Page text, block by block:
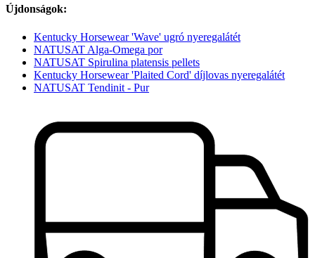
Újdonságok:
Kentucky Horsewear 'Wave' ugró nyeregalátét
NATUSAT Alga-Omega por
NATUSAT Spirulina platensis pellets
Kentucky Horsewear 'Plaited Cord' díjlovas nyeregalátét
NATUSAT Tendinit - Pur